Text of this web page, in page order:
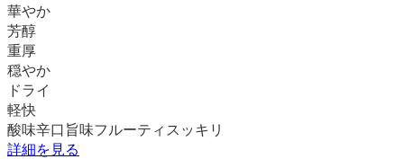
華やか
芳醇
重厚
穏やか
ドライ
軽快
酸味辛口 旨味フルーティ スッキリ
詳細を見る